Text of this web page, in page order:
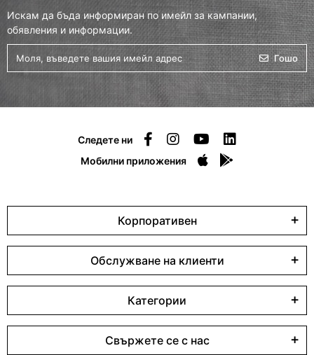
Искам да бъда информиран по имейл за кампании,
обявления и информации.
Гошо
Следете ни
Мобилни приложения
Корпоративен
Обслужване на клиенти
Категории
Свържете се с нас